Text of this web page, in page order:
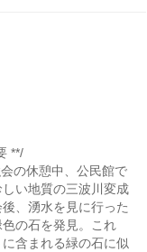
**/
の休憩中、公民館で
しい地質の三波川変成
、湧水を見に行った
の石を発見。これ
含まれる緑の石に似